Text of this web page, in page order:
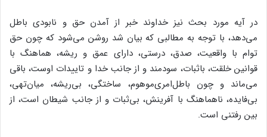
در آیه مورد بحث نیز خداوند خبر از آمدن حق و نابودى باطل
مى‌‌دهد، با توجه به مطالبى که بیان شد روشن مى‌‌شود که چون حق
توام با واقعیت، صدق، درستى، داراى عمق و ریشه، هماهنگ با
قوانین خلقت، باثبات، سودمند و از جانب خدا و تاییدات اوست، باقى
مى‌‌ماند و چون باطل‌‌امرى‌‌موهوم، ساختگى، بى‌‌ریشه، میان‌‌تهى،
بى‌‌فایده، ناهماهنگ با آفرینش، بى‌‌ثبات و از جانب شیطان است، از
بین رفتنى است.